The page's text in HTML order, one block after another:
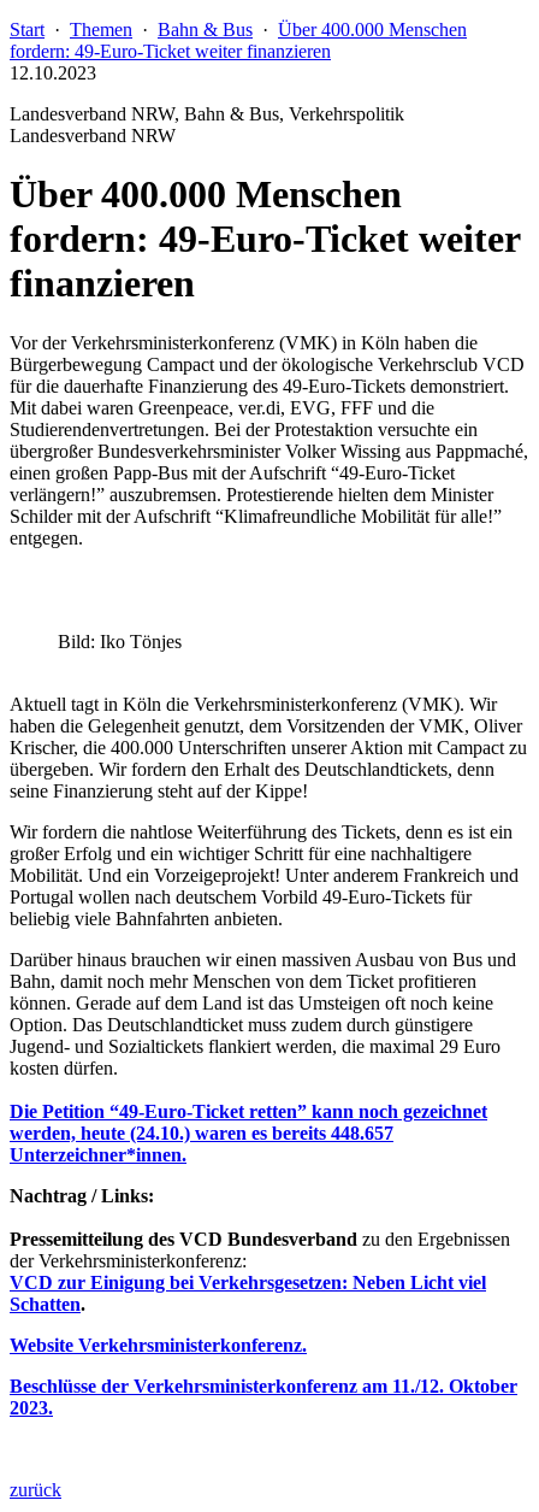
Start · Themen · Bahn & Bus · Über 400.000 Menschen
fordern: 49-Euro-Ticket weiter finanzieren
12.10.2023
Landesverband NRW, Bahn & Bus, Verkehrspolitik
Landesverband NRW
Über 400.000 Menschen
fordern: 49-Euro-Ticket weiter
finanzieren
Vor der Verkehrsministerkonferenz (VMK) in Köln haben die
Bürgerbewegung Campact und der ökologische Verkehrsclub VCD
für die dauerhafte Finanzierung des 49-Euro-Tickets demonstriert.
Mit dabei waren Greenpeace, ver.di, EVG, FFF und die
Studierendenvertretungen. Bei der Protestaktion versuchte ein
übergroßer Bundesverkehrsminister Volker Wissing aus Pappmaché,
einen großen Papp-Bus mit der Aufschrift “49-Euro-Ticket
verlängern!” auszubremsen. Protestierende hielten dem Minister
Schilder mit der Aufschrift “Klimafreundliche Mobilität für alle!”
entgegen.
Bild: Iko Tönjes
Aktuell tagt in Köln die Verkehrsministerkonferenz (VMK). Wir
haben die Gelegenheit genutzt, dem Vorsitzenden der VMK, Oliver
Krischer, die 400.000 Unterschriften unserer Aktion mit Campact zu
übergeben. Wir fordern den Erhalt des Deutschlandtickets, denn
seine Finanzierung steht auf der Kippe!
Wir fordern die nahtlose Weiterführung des Tickets, denn es ist ein
großer Erfolg und ein wichtiger Schritt für eine nachhaltigere
Mobilität. Und ein Vorzeigeprojekt! Unter anderem Frankreich und
Portugal wollen nach deutschem Vorbild 49-Euro-Tickets für
beliebig viele Bahnfahrten anbieten.
Darüber hinaus brauchen wir einen massiven Ausbau von Bus und
Bahn, damit noch mehr Menschen von dem Ticket profitieren
können. Gerade auf dem Land ist das Umsteigen oft noch keine
Option. Das Deutschlandticket muss zudem durch günstigere
Jugend- und Sozialtickets flankiert werden, die maximal 29 Euro
kosten dürfen.
Die Petition “49-Euro-Ticket retten” kann noch gezeichnet
werden, heute (24.10.) waren es bereits 448.657
Unterzeichner*innen.
Nachtrag / Links:
Pressemitteilung des VCD Bundesverband zu den Ergebnissen
der Verkehrsministerkonferenz:
VCD zur Einigung bei Verkehrsgesetzen: Neben Licht viel
Schatten.
Website Verkehrsministerkonferenz.
Beschlüsse der Verkehrsministerkonferenz am 11./12. Oktober
2023.
zurück